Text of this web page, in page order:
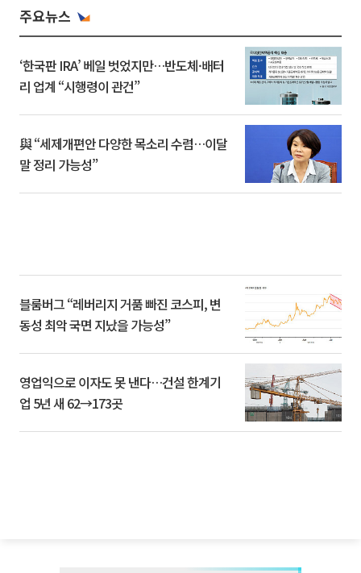
주요뉴스
‘한국판 IRA’ 베일 벗었지만…반도체·배터
리 업계 “시행령이 관건”
與 “세제개편안 다양한 목소리 수렴…이달
말 정리 가능성”
블룸버그 “레버리지 거품 빠진 코스피, 변
동성 최악 국면 지났을 가능성”
영업익으로 이자도 못 낸다…건설 한계기
업 5년 새 62→173곳